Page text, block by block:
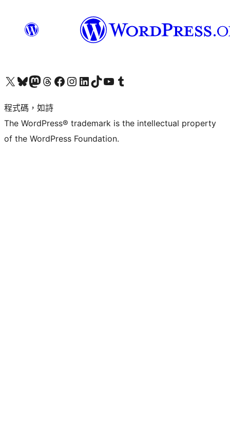
查看我們的 X (之前的 Twitter) 帳號造訪我們的 Bluesky 帳號造訪我們的 Mastodon 帳號造訪我們的 Threads 帳號 造訪我們的 Facebook 粉絲專頁Visit our Instagram account
Visit our LinkedIn account
造訪我們的 TikTok 帳號Visit our YouTube channel
造訪我們的 Tumblr 帳號
程式碼，如詩
The WordPress® trademark is the intellectual property
of the WordPress Foundation.